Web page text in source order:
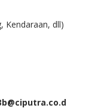
Kendaraan, dll)